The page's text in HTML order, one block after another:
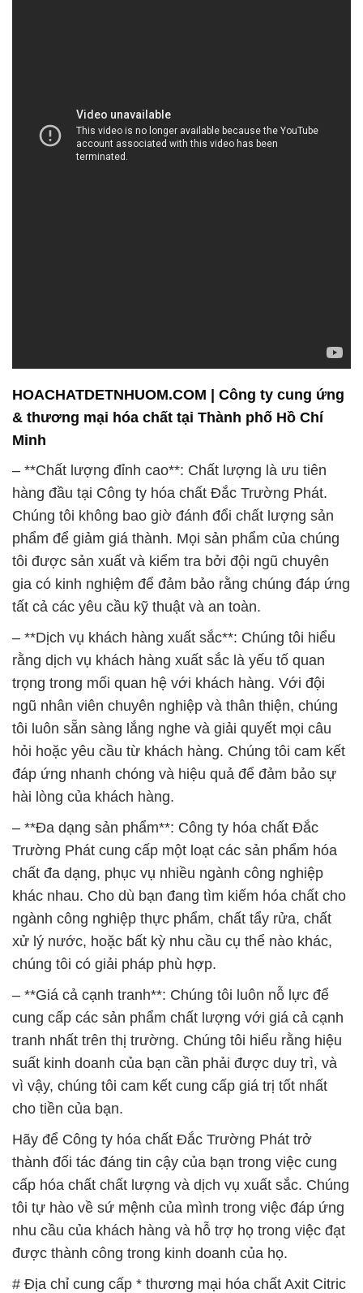
HOACHATDETNHUOM.COM | Công ty cung ứng
& thương mại hóa chất tại Thành phố Hồ Chí
Minh
– **Chất lượng đỉnh cao**: Chất lượng là ưu tiên
hàng đầu tại Công ty hóa chất Đắc Trường Phát.
Chúng tôi không bao giờ đánh đổi chất lượng sản
phẩm để giảm giá thành. Mọi sản phẩm của chúng
tôi được sản xuất và kiểm tra bởi đội ngũ chuyên
gia có kinh nghiệm để đảm bảo rằng chúng đáp ứng
tất cả các yêu cầu kỹ thuật và an toàn.
– **Dịch vụ khách hàng xuất sắc**: Chúng tôi hiểu
rằng dịch vụ khách hàng xuất sắc là yếu tố quan
trọng trong mối quan hệ với khách hàng. Với đội
ngũ nhân viên chuyên nghiệp và thân thiện, chúng
tôi luôn sẵn sàng lắng nghe và giải quyết mọi câu
hỏi hoặc yêu cầu từ khách hàng. Chúng tôi cam kết
đáp ứng nhanh chóng và hiệu quả để đảm bảo sự
hài lòng của khách hàng.
– **Đa dạng sản phẩm**: Công ty hóa chất Đắc
Trường Phát cung cấp một loạt các sản phẩm hóa
chất đa dạng, phục vụ nhiều ngành công nghiệp
khác nhau. Cho dù bạn đang tìm kiếm hóa chất cho
ngành công nghiệp thực phẩm, chất tẩy rửa, chất
xử lý nước, hoặc bất kỳ nhu cầu cụ thể nào khác,
chúng tôi có giải pháp phù hợp.
– **Giá cả cạnh tranh**: Chúng tôi luôn nỗ lực để
cung cấp các sản phẩm chất lượng với giá cả cạnh
tranh nhất trên thị trường. Chúng tôi hiểu rằng hiệu
suất kinh doanh của bạn cần phải được duy trì, và
vì vậy, chúng tôi cam kết cung cấp giá trị tốt nhất
cho tiền của bạn.
Hãy để Công ty hóa chất Đắc Trường Phát trở
thành đối tác đáng tin cậy của bạn trong việc cung
cấp hóa chất chất lượng và dịch vụ xuất sắc. Chúng
tôi tự hào về sứ mệnh của mình trong việc đáp ứng
nhu cầu của khách hàng và hỗ trợ họ trong việc đạt
được thành công trong kinh doanh của họ.
# Địa chỉ cung cấp * thương mại hóa chất Axit Citric